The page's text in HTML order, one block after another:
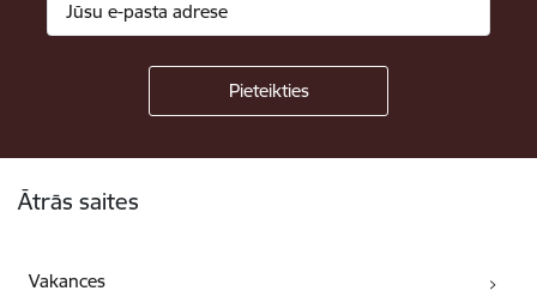
Ātrās saites
Vakances